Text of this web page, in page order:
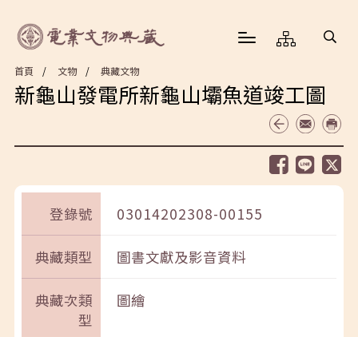
首頁 文物 典藏文物
新龜山發電所新龜山壩魚道竣工圖
登錄號 03014202308-00155
典藏類型 圖書文獻及影音資料
典藏次類
型
圖繪